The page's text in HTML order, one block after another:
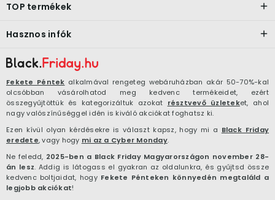
Fekete Péntek alkalmával rengeteg webáruházban akár 50-70%-kal
olcsóbban vásárolhatod meg kedvenc termékeidet, ezért
összegyűjtöttük és kategorizáltuk azokat résztvevő üzleteket, ahol
nagy valószínűséggel idén is kiváló akciókat foghatsz ki.
Ezen kívül olyan kérdésekre is választ kapsz, hogy mi a Black Friday
eredete, vagy hogy mi az a Cyber Monday.
Ne feledd, 2025-ben a Black Friday Magyarországon november 28-
án lesz. Addig is látogass el gyakran az oldalunkra, és gyűjtsd össze
kedvenc boltjaidat, hogy Fekete Pénteken könnyedén megtaláld a
legjobb akciókat!
TOP termékek
Hasznos infók